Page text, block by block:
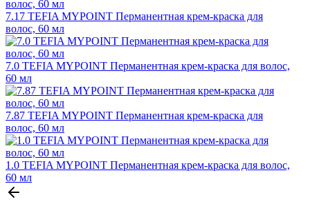
7.17 TEFIA MYPOINT Перманентная крем-краска для
волос, 60 мл
7.0 TEFIA MYPOINT Перманентная крем-краска для волос,
60 мл
7.87 TEFIA MYPOINT Перманентная крем-краска для
волос, 60 мл
1.0 TEFIA MYPOINT Перманентная крем-краска для волос,
60 мл